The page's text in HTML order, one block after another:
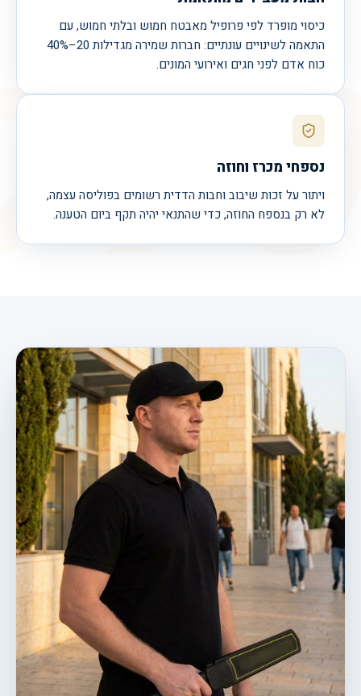
כיסוי מופרד לפי פרופיל מאבטח חמוש ובלתי חמוש, עם
התאמה לשינויים עונתיים: חברות שמירה מגדילות 20–40%
כוח אדם לפני חגים ואירועי המונים.
נספחי מכרז וחוזה
ויתור על זכות שיבוב וחבות הדדית רשומים בפוליסה עצמה,
לא רק בנספח החוזה, כדי שהתנאי יהיה תקף ביום הטענה.